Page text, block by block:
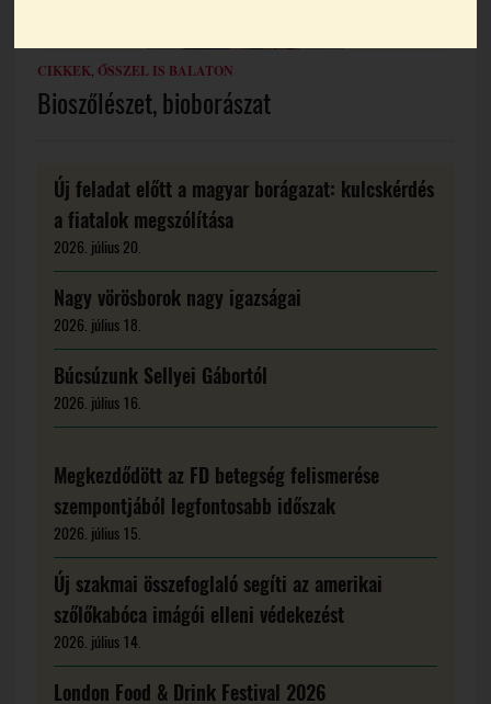
CIKKEK ŐSSZEL IS BALATON
Bioszőlészet, bioborászat
Új feladat előtt a magyar borágazat: kulcskérdés
a fiatalok megszólítása
2026. július 20.
Nagy vörösborok nagy igazságai
2026. július 18.
Búcsúzunk Sellyei Gábortól
2026. július 16.
Megkezdődött az FD betegség felismerése
szempontjából legfontosabb időszak
2026. július 15.
Új szakmai összefoglaló segíti az amerikai
szőlőkabóca imágói elleni védekezést
2026. július 14.
London Food & Drink Festival 2026